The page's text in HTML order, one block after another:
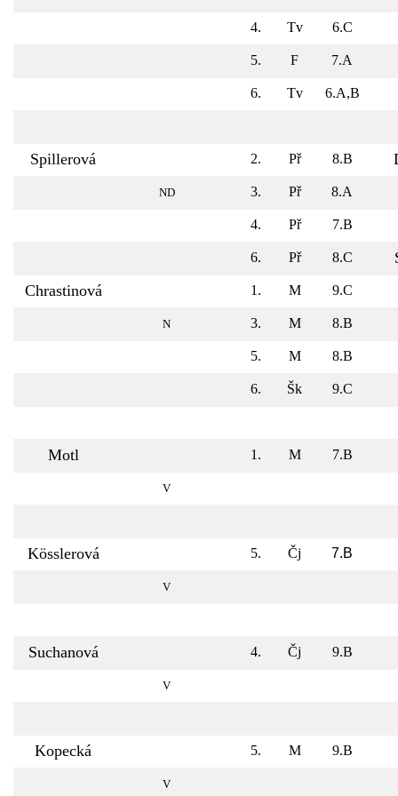
4. Tv 6.C
5. F 7.A
6. Tv 6.A,B
Spillerová 2. Př 8.B
ND 3. Př 8.A
4. Př 7.B
6. Př 8.C
Chrastinová
1. M 9.C
N 3. M 8.B
5. M 8.B
6. Šk 9.C
Motl 1. M 7.B
V
Kösslerová 5. Čj 7.B
V
Suchanová 4. Čj 9.B
V
Kopecká 5. M 9.B
V